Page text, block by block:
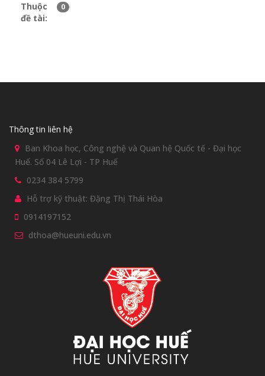
Thuộc
đề tài:
0
Thông tin liên hệ
Ban Khoa học, Công nghệ và Quan hệ Quốc tế - Đại học
Huế. Số 04 Lê Lợi - TP Huế
0234 384 5799
Hỗ trợ kỹ thuật: Đặng Thị Thái Hòa
0914197152
dthoa@hueuni.edu.vn